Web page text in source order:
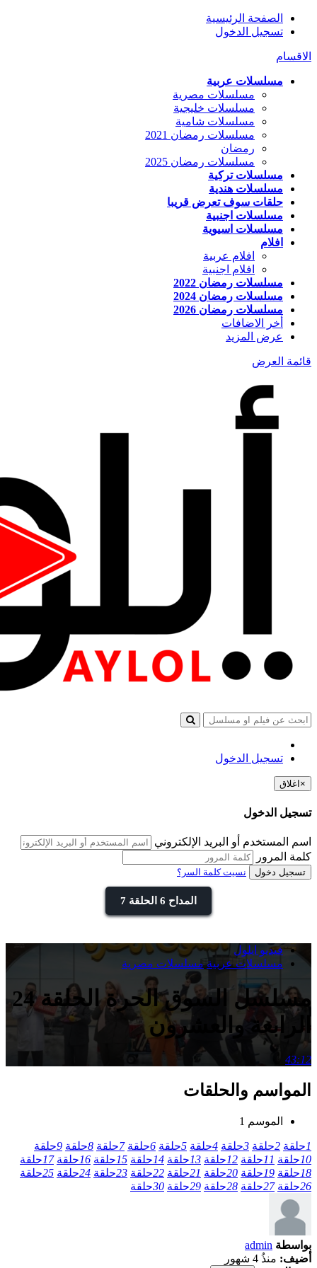
الصفحة الرئيسية
تسجيل الدخول
الاقسام
مسلسلات عربية
مسلسلات مصرية
مسلسلات خليجية
مسلسلات شامية
مسلسلات رمضان 2021
رمضان
مسلسلات رمضان 2025
مسلسلات تركية
مسلسلات هندية
حلقات سوف تعرض قريبا
مسلسلات اجنبية
مسلسلات اسيوية
افلام
افلام عربية
افلام اجنبية
مسلسلات رمضان 2022
مسلسلات رمضان 2024
مسلسلات رمضان 2026
أخر الاضافات
عرض المزيد
قائمة العرض
تسجيل الدخول
× اغلاق
تسجيل الدخول
اسم المستخدم أو البريد الإلكتروني
كلمة المرور
تسجيل دخول نسيت كلمة السر؟
المداح 6 الحلقة 7
فيديو ايلول
مسلسلات عربية مسلسلات مصرية
مسلسل السوق الحرة الحلقة 24
الرابعة والعشرون
43:12
المواسم والحلقات
الموسم 1
1حلقة 2حلقة 3حلقة 4حلقة 5حلقة 6حلقة 7حلقة 8حلقة 9حلقة
10حلقة 11حلقة 12حلقة 13حلقة 14حلقة 15حلقة 16حلقة 17حلقة
18حلقة 19حلقة 20حلقة 21حلقة 22حلقة 23حلقة 24حلقة 25حلقة
26حلقة 27حلقة 28حلقة 29حلقة 30حلقة
بواسطة admin
أضيف: منذُ 4 شهور